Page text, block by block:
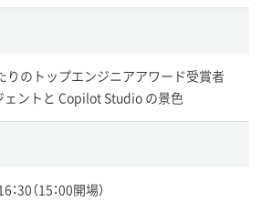
りのトップエンジニアアワード受賞者
ントと Copilot Studio の景色
30（15：00開場）